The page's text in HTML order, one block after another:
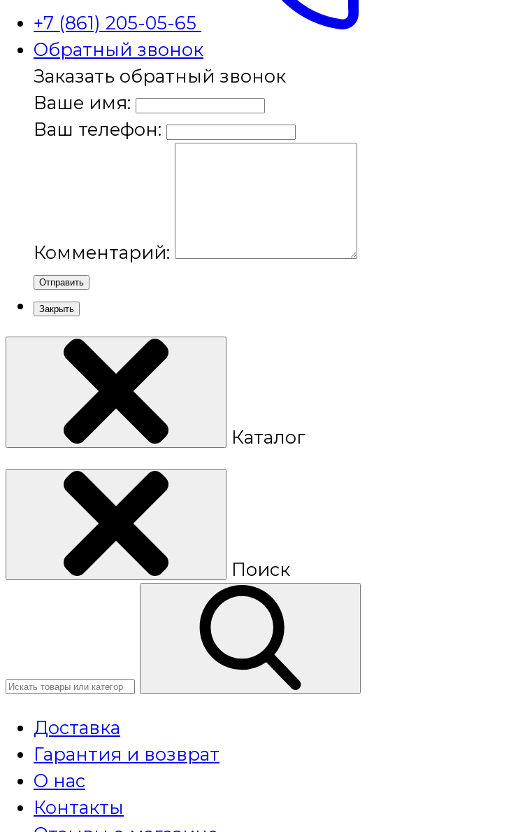
+7 (861) 205-05-65
Обратный звонок
Заказать обратный звонок
Ваше имя:
Ваш телефон:
Комментарий:
Отправить
Закрыть
Каталог
Поиск
Доставка
Гарантия и возврат
О нас
Контакты